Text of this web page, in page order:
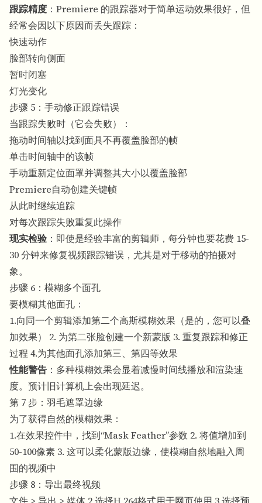
跟踪精度 ：Premiere 的跟踪器对于简单运动效果很好，但
经常会因以下原因而丢失跟踪：
快速动作
脸部转向侧面
暂时闭塞
灯光变化
步骤 5：手动修正跟踪错误
当跟踪失败时（它会失败）：
拖动时间轴以找到面具不再覆盖脸部的帧
单击时间轴中的该帧
手动重新定位面罩并调整其大小以覆盖脸部
Premiere自动创建关键帧
从此时继续追踪
对每次跟踪失败重复此操作
现实检验 ：即使是经验丰富的剪辑师，每分钟也要花费 15-
30 分钟来修复视频跟踪错误，尤其是对于移动的拍摄对
象。
步骤 6：模糊多个面孔
要模糊其他面孔：
1.向同一个剪辑添加第二个高斯模糊效果（是的，您可以叠
加效果） 2. 为第二张脸创建一个新蒙版 3. 重复跟踪和修正
过程 4.为其他面孔添加第三、第四等效果
性能警告 ：多种模糊效果会显着减慢时间线播放和渲染速
度。预计旧计算机上会出现延迟。
第 7 步：羽毛遮罩边缘
为了获得自然的模糊效果：
1.在效果控件中，找到“Mask Feather”参数 2. 将值增加到
50-100像素 3. 这可以柔化蒙版边缘，使模糊自然地融入周
围的视频中
步骤 8：导出最终视频